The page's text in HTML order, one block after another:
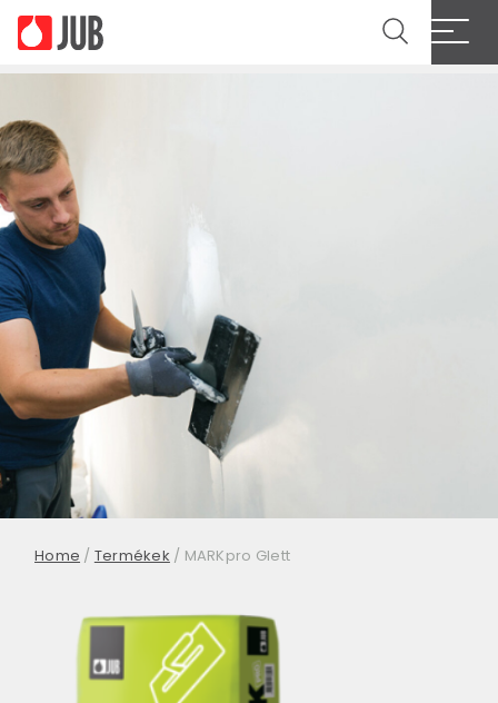
Home / Termékek / MARKpro Glett